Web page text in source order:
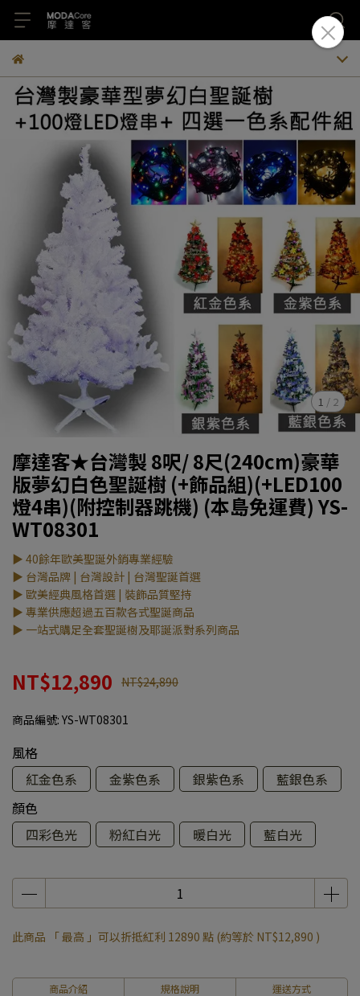
1 / 2
摩達客★台灣製 8呎/ 8尺(240cm)豪華
版夢幻白色聖誕樹 (+飾品組)(+LED100
燈4串)(附控制器跳機) (本島免運費) YS-
WT08301
▶ 40餘年歐美聖誕外銷專業經驗
▶ 台灣品牌 | 台灣設計 | 台灣聖誕首選
▶ 歐美經典風格首選 | 裝飾品質堅持
▶ 專業供應超過五百款各式聖誕商品
▶ 一站式購足全套聖誕樹及耶誕派對系列商品
NT$12,890 NT$24,890
商品編號: YS-WT08301
風格
紅金色系
金紫色系 銀紫色系
藍銀色系
顏色
四彩色光
粉紅白光 暖白光 藍白光
此商品 「 最高 」可以折抵紅利 12890 點 (約等於 NT$12,890 )
商品介紹 規格說明 運送方式